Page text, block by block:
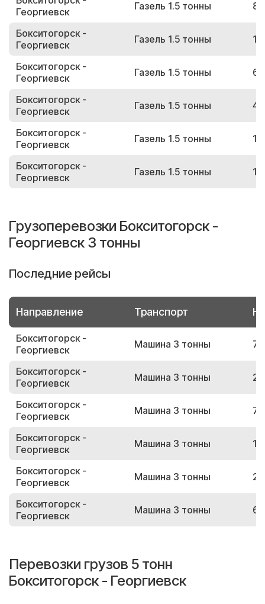
Георгиевск
Газель 1.5 тонны
Бокситогорск -
Георгиевск
Газель 1.5 тонны
Бокситогорск -
Георгиевск
Газель 1.5 тонны
Бокситогорск -
Георгиевск
Газель 1.5 тонны
Бокситогорск -
Георгиевск
Газель 1.5 тонны
Бокситогорск -
Георгиевск
Газель 1.5 тонны
Грузоперевозки Бокситогорск -
Георгиевск 3 тонны
Последние рейсы
Направление Транспорт
Бокситогорск -
Георгиевск
Машина 3 тонны
Бокситогорск -
Георгиевск
Машина 3 тонны
Бокситогорск -
Георгиевск
Машина 3 тонны
Бокситогорск -
Георгиевск
Машина 3 тонны
Бокситогорск -
Георгиевск
Машина 3 тонны
Бокситогорск -
Георгиевск
Машина 3 тонны
Перевозки грузов 5 тонн
Бокситогорск - Георгиевск